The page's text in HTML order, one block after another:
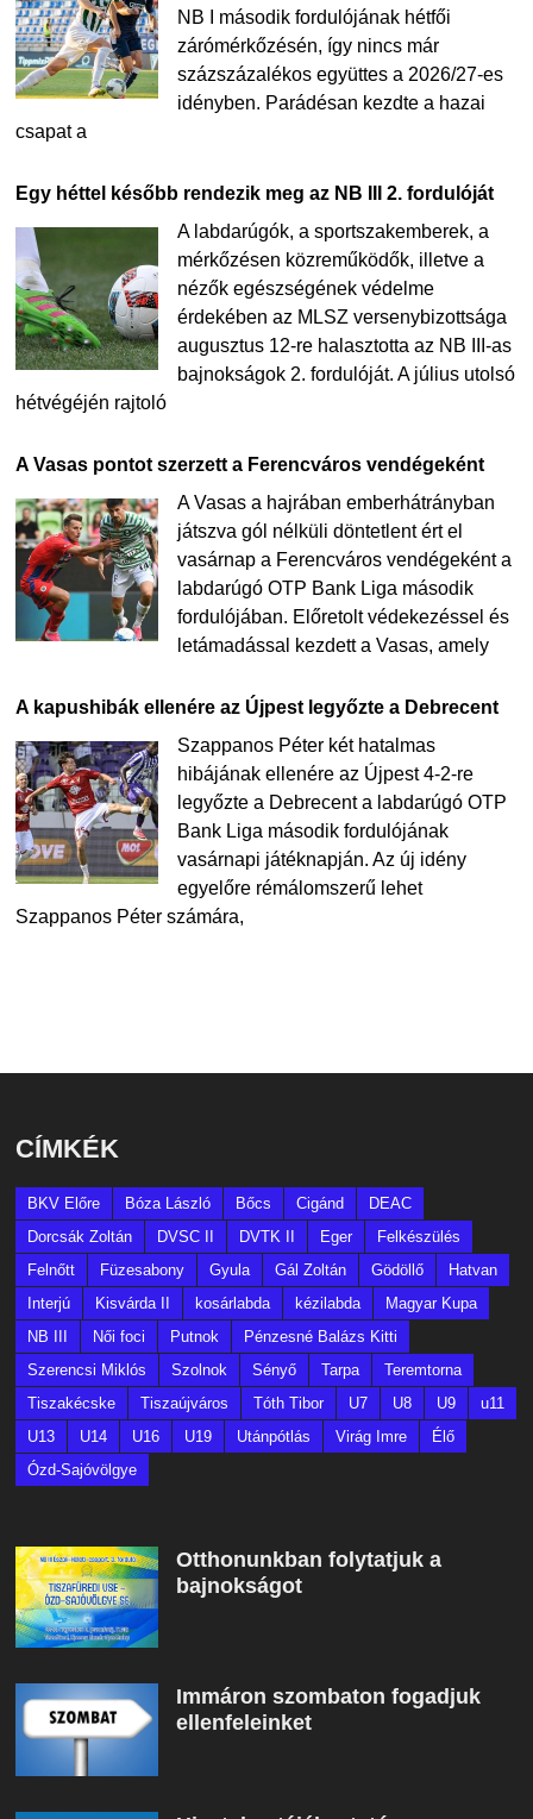
NB I második fordulójának hétfői
zárómérkőzésén, így nincs már
százszázalékos együttes a 2026/27-es
idényben. Parádésan kezdte a hazai
csapat a
Egy héttel később rendezik meg az NB III 2. fordulóját
A labdarúgók, a sportszakemberek, a
mérkőzésen közreműködők, illetve a
nézők egészségének védelme
érdekében az MLSZ versenybizottsága
augusztus 12-re halasztotta az NB III-as
bajnokságok 2. fordulóját. A július utolsó
hétvégéjén rajtoló
A Vasas pontot szerzett a Ferencváros vendégeként
A Vasas a hajrában emberhátrányban
játszva gól nélküli döntetlent ért el
vasárnap a Ferencváros vendégeként a
labdarúgó OTP Bank Liga második
fordulójában. Előretolt védekezéssel és
letámadással kezdett a Vasas, amely
A kapushibák ellenére az Újpest legyőzte a Debrecent
Szappanos Péter két hatalmas
hibájának ellenére az Újpest 4-2-re
legyőzte a Debrecent a labdarúgó OTP
Bank Liga második fordulójának
vasárnapi játéknapján. Az új idény
egyelőre rémálomszerű lehet
Szappanos Péter számára,
CÍMKÉK
BKV Előre Bóza László Bőcs Cigánd
DEAC
Dorcsák Zoltán
DVSC II DVTK II Eger
Felkészülés
Felnőtt
Füzesabony Gyula Gál Zoltán Gödöllő
Hatvan
Interjú
Kisvárda II kosárlabda kézilabda
Magyar Kupa
NB III
Női foci Putnok
Pénzesné Balázs Kitti
Szerencsi Miklós
Szolnok Sényő Tarpa
Teremtorna
Tiszakécske
Tiszaújváros Tóth Tibor U7 U8 U9
u11
U13
U14 U16 U19 Utánpótlás Virág Imre
Élő
Ózd-Sajóvölgye
Otthonunkban folytatjuk a
bajnokságot
Immáron szombaton fogadjuk
ellenfeleinket